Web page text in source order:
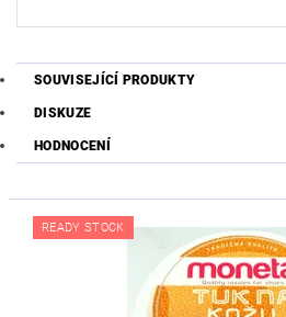
SOUVISEJÍCÍ PRODUKTY
DISKUZE
HODNOCENÍ
READY STOCK